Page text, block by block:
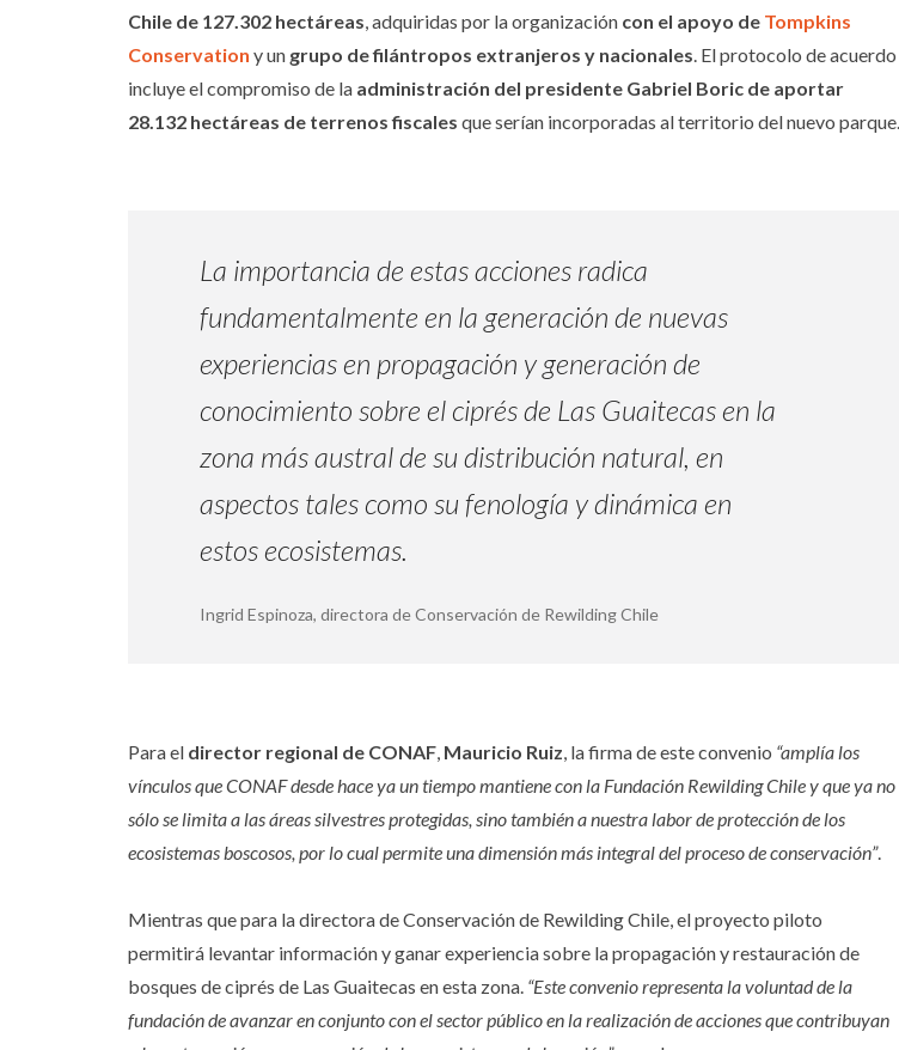
Chile de 127.302 hectáreas , adquiridas por la organización con el apoyo de Tompkins
Conservation y un grupo de filántropos extranjeros y nacionales . El protocolo de acuerdo
incluye el compromiso de la administración del presidente Gabriel Boric de aportar
28.132 hectáreas de terrenos fiscales que serían incorporadas al territorio del nuevo parque.
La importancia de estas acciones radica
fundamentalmente en la generación de nuevas
experiencias en propagación y generación de
conocimiento sobre el ciprés de Las Guaitecas en la
zona más austral de su distribución natural, en
aspectos tales como su fenología y dinámica en
estos ecosistemas.
Ingrid Espinoza, directora de Conservación de Rewilding Chile
Para el director regional de CONAF, Mauricio Ruiz, la firma de este convenio “amplía los
vínculos que CONAF desde hace ya un tiempo mantiene con la Fundación Rewilding Chile y que ya no
sólo se limita a las áreas silvestres protegidas, sino también a nuestra labor de protección de los
ecosistemas boscosos, por lo cual permite una dimensión más integral del proceso de conservación”.
Mientras que para la directora de Conservación de Rewilding Chile, el proyecto piloto
permitirá levantar información y ganar experiencia sobre la propagación y restauración de
bosques de ciprés de Las Guaitecas en esta zona. “Este convenio representa la voluntad de la
fundación de avanzar en conjunto con el sector público en la realización de acciones que contribuyan